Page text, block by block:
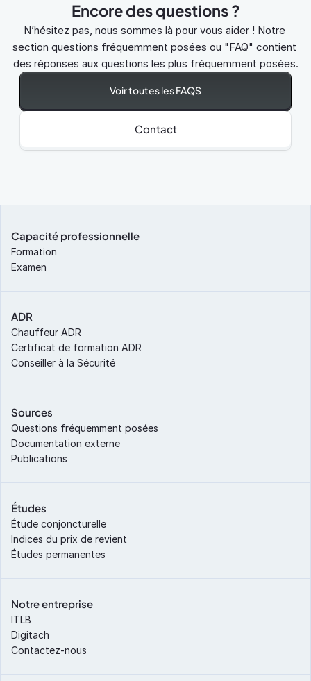
Encore des questions ?
N’hésitez pas, nous sommes là pour vous aider ! Notre
section questions fréquemment posées ou "FAQ" contient
des réponses aux questions les plus fréquemment posées.
Voir toutes les FAQS
Contact
Capacité professionnelle
Formation
Examen
ADR
Chauffeur ADR
Certificat de formation ADR
Conseiller à la Sécurité
Sources
Questions fréquemment posées
Documentation externe
Publications
Études
Étude conjoncturelle
Indices du prix de revient
Études permanentes
Notre entreprise
ITLB
Digitach
Contactez-nous